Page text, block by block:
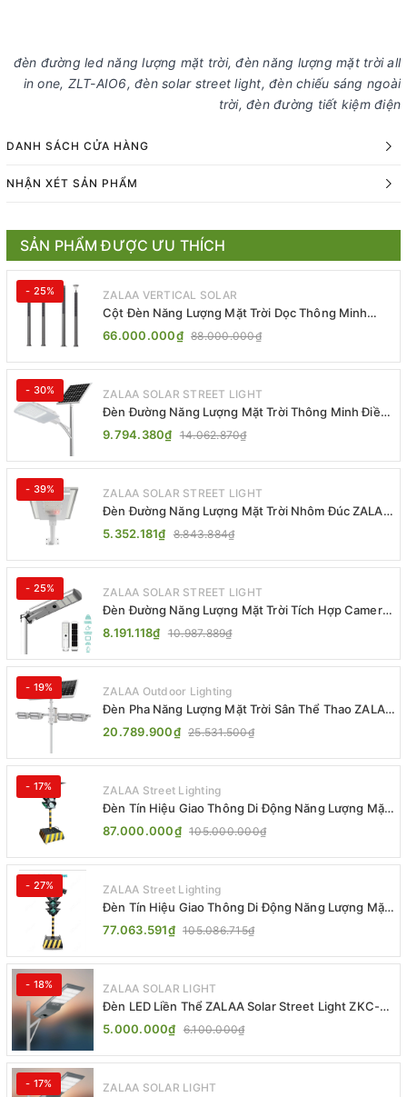
đèn đường led năng lượng mặt trời, đèn năng lượng mặt trời all
in one, ZLT-AIO6, đèn solar street light, đèn chiếu sáng ngoài
trời, đèn đường tiết kiệm điện
DANH SÁCH CỬA HÀNG
NHẬN XÉT SẢN PHẨM
SẢN PHẨM ĐƯỢC ƯU THÍCH
- 25% ZALAA VERTICAL SOLAR
Cột Đèn Năng Lượng Mặt Trời Dọc Thông Minh
ZSR-YYDS-360 | ZALAA Jsc
66.000.000₫ 88.000.000₫
- 30% ZALAA SOLAR STREET LIGHT
Đèn Đường Năng Lượng Mặt Trời Thông Minh Điều
Khiển MPPT ZL-GMX01 ZALAA
9.794.380₫ 14.062.870₫
- 39% ZALAA SOLAR STREET LIGHT
Đèn Đường Năng Lượng Mặt Trời Nhôm Đúc ZALAA
ZL-BWH Cao Cấp IP65
5.352.181₫ 8.843.884₫
- 25% ZALAA SOLAR STREET LIGHT
Đèn Đường Năng Lượng Mặt Trời Tích Hợp Camera
ZALAA ZL-BJ04-CCTV (80W, IP65)
8.191.118₫ 10.987.889₫
- 19% ZALAA Outdoor Lighting
Đèn Pha Năng Lượng Mặt Trời Sân Thể Thao ZALAA
Jsc Chống Nước IP65 Cao Cấp
20.789.900₫ 25.531.500₫
- 17% ZALAA Street Lighting
Đèn Tín Hiệu Giao Thông Di Động Năng Lượng Mặt
Trời ZALAA ZL-300A-D
87.000.000₫ 105.000.000₫
- 27% ZALAA Street Lighting
Đèn Tín Hiệu Giao Thông Di Động Năng Lượng Mặt
Trời ZALAA ZL-409300C
77.063.591₫ 105.086.715₫
- 18% ZALAA SOLAR LIGHT
Đèn LED Liền Thể ZALAA Solar Street Light ZKC-
TG 20W 25W 30W All In One
5.000.000₫ 6.100.000₫
- 17% ZALAA SOLAR LIGHT